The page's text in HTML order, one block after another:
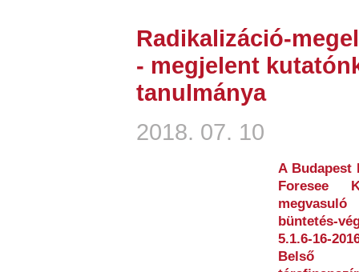
Radikalizáció-
- megjelent
tanulmánya
2018. 07. 10
A Budapest
Foresee
büntetés-
5.1.6-16-
Belső